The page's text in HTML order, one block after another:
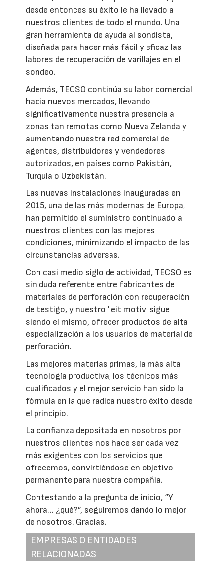
desde entonces su éxito le ha llevado a
nuestros clientes de todo el mundo. Una
gran herramienta de ayuda al sondista,
diseñada para hacer más fácil y eficaz las
labores de recuperación de varillajes en el
sondeo.
Además, TECSO continúa su labor comercial
hacia nuevos mercados, llevando
significativamente nuestra presencia a
zonas tan remotas como Nueva Zelanda y
aumentando nuestra red comercial de
agentes, distribuidores y vendedores
autorizados, en países como Pakistán,
Turquía o Uzbekistán.
Las nuevas instalaciones inauguradas en
2015, una de las más modernas de Europa,
han permitido el suministro continuado a
nuestros clientes con las mejores
condiciones, minimizando el impacto de las
circunstancias adversas.
Con casi medio siglo de actividad, TECSO es
sin duda referente entre fabricantes de
materiales de perforación con recuperación
de testigo, y nuestro 'leit motiv' sigue
siendo el mismo, ofrecer productos de alta
especialización a los usuarios de material de
perforación.
Las mejores materias primas, la más alta
tecnología productiva, los técnicos más
cualificados y el mejor servicio han sido la
fórmula en la que radica nuestro éxito desde
el principio.
La confianza depositada en nosotros por
nuestros clientes nos hace ser cada vez
más exigentes con los servicios que
ofrecemos, convirtiéndose en objetivo
permanente para nuestra compañía.
Contestando a la pregunta de inicio, “Y
ahora… ¿qué?”, seguiremos dando lo mejor
de nosotros. Gracias.
EMPRESAS O ENTIDADES
RELACIONADAS